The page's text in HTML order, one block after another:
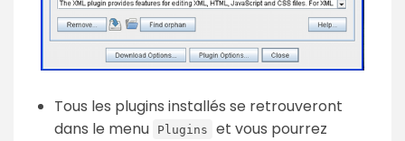
Tous les plugins installés se retrouveront
dans le menu
Plugins
et vous pourrez